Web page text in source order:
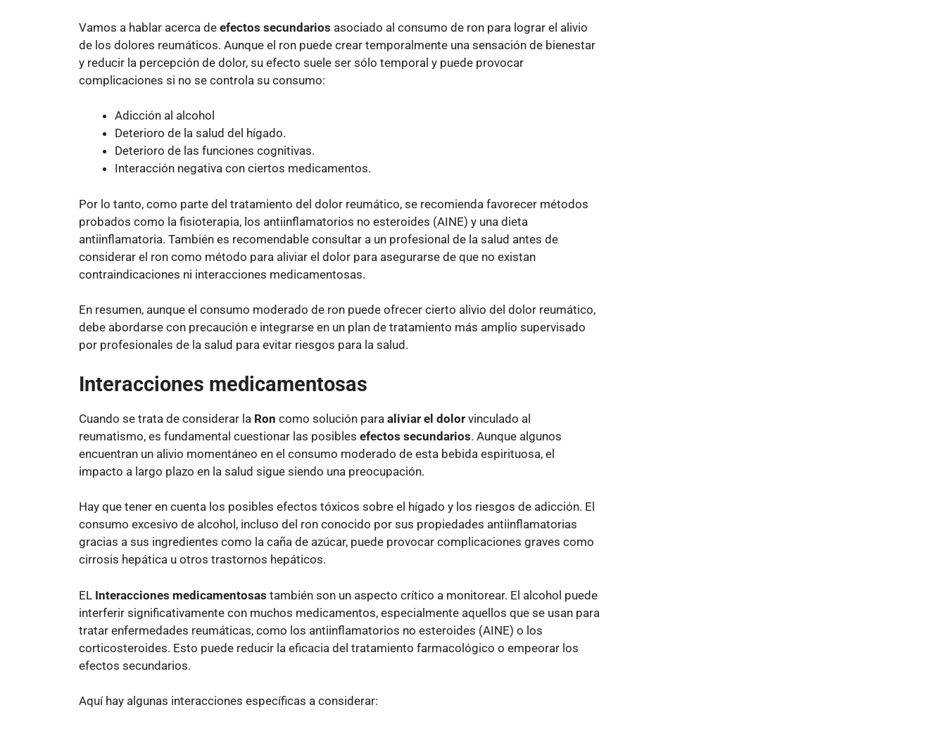
Vamos a hablar acerca de efectos secundarios asociado al consumo de ron para lograr el alivio
de los dolores reumáticos. Aunque el ron puede crear temporalmente una sensación de bienestar
y reducir la percepción de dolor, su efecto suele ser sólo temporal y puede provocar
complicaciones si no se controla su consumo:
Adicción al alcohol
Deterioro de la salud del hígado.
Deterioro de las funciones cognitivas.
Interacción negativa con ciertos medicamentos.
Por lo tanto, como parte del tratamiento del dolor reumático, se recomienda favorecer métodos
probados como la fisioterapia, los antiinflamatorios no esteroides (AINE) y una dieta
antiinflamatoria. También es recomendable consultar a un profesional de la salud antes de
considerar el ron como método para aliviar el dolor para asegurarse de que no existan
contraindicaciones ni interacciones medicamentosas.
En resumen, aunque el consumo moderado de ron puede ofrecer cierto alivio del dolor reumático,
debe abordarse con precaución e integrarse en un plan de tratamiento más amplio supervisado
por profesionales de la salud para evitar riesgos para la salud.
Interacciones medicamentosas
Cuando se trata de considerar la Ron como solución para aliviar el dolor vinculado al
reumatismo, es fundamental cuestionar las posibles efectos secundarios. Aunque algunos
encuentran un alivio momentáneo en el consumo moderado de esta bebida espirituosa, el
impacto a largo plazo en la salud sigue siendo una preocupación.
Hay que tener en cuenta los posibles efectos tóxicos sobre el hígado y los riesgos de adicción. El
consumo excesivo de alcohol, incluso del ron conocido por sus propiedades antiinflamatorias
gracias a sus ingredientes como la caña de azúcar, puede provocar complicaciones graves como
cirrosis hepática u otros trastornos hepáticos.
EL Interacciones medicamentosas también son un aspecto crítico a monitorear. El alcohol puede
interferir significativamente con muchos medicamentos, especialmente aquellos que se usan para
tratar enfermedades reumáticas, como los antiinflamatorios no esteroides (AINE) o los
corticosteroides. Esto puede reducir la eficacia del tratamiento farmacológico o empeorar los
efectos secundarios.
Aquí hay algunas interacciones específicas a considerar: